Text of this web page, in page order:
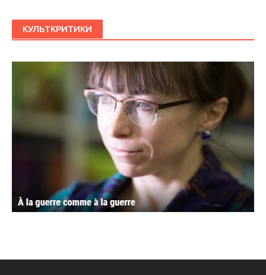
КУЛЬТКРИТИКИ